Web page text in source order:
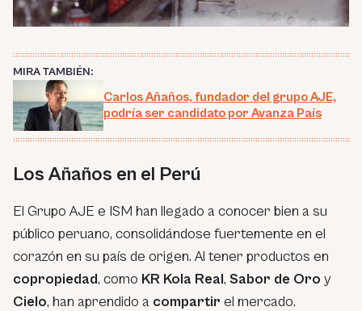
MIRA TAMBIÉN:
Carlos Añaños, fundador del grupo AJE,
podría ser candidato por Avanza País
Los Añaños en el Perú
El Grupo AJE e ISM han llegado a conocer bien a su
público peruano, consolidándose fuertemente en el
corazón en su país de origen. Al tener productos en
copropiedad, como KR Kola Real, Sabor de Oro y
Cielo, han aprendido a compartir el mercado.